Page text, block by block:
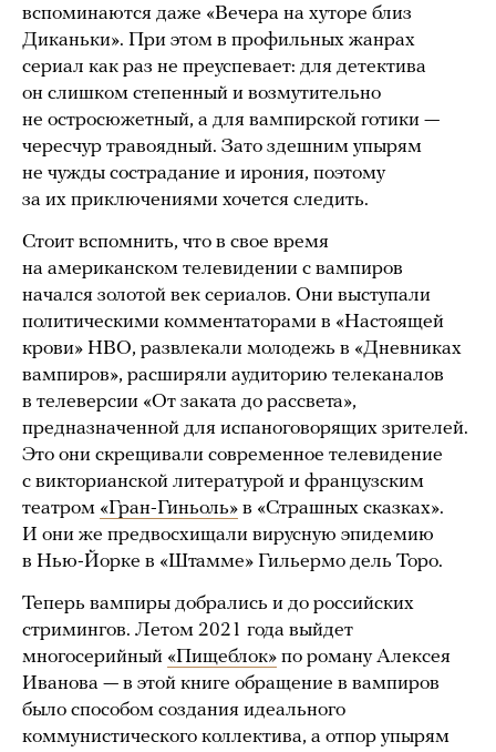
вспоминаются даже «Вечера на хуторе близ
Диканьки». При этом в профильных жанрах
сериал как раз не преуспевает: для детектива
он слишком степенный и возмутительно
не остросюжетный, а для вампирской готики —
чересчур травоядный. Зато здешним упырям
не чужды сострадание и ирония, поэтому
за их приключениями хочется следить.
Стоит вспомнить, что в свое время
на американском телевидении с вампиров
начался золотой век сериалов. Они выступали
политическими комментаторами в «Настоящей
крови» HBO, развлекали молодежь в «Дневниках
вампиров», расширяли аудиторию телеканалов
в телеверсии «От заката до рассвета»,
предназначенной для испаноговорящих зрителей.
Это они скрещивали современное телевидение
с викторианской литературой и французским
театром «Гран-Гиньоль» в «Страшных сказках».
И они же предвосхищали вирусную эпидемию
в Нью-Йорке в «Штамме» Гильермо дель Торо.
Теперь вампиры добрались и до российских
стримингов. Летом 2021 года выйдет
многосерийный «Пищеблок» по роману Алексея
Иванова — в этой книге обращение в вампиров
было способом создания идеального
коммунистического коллектива, а отпор упырям